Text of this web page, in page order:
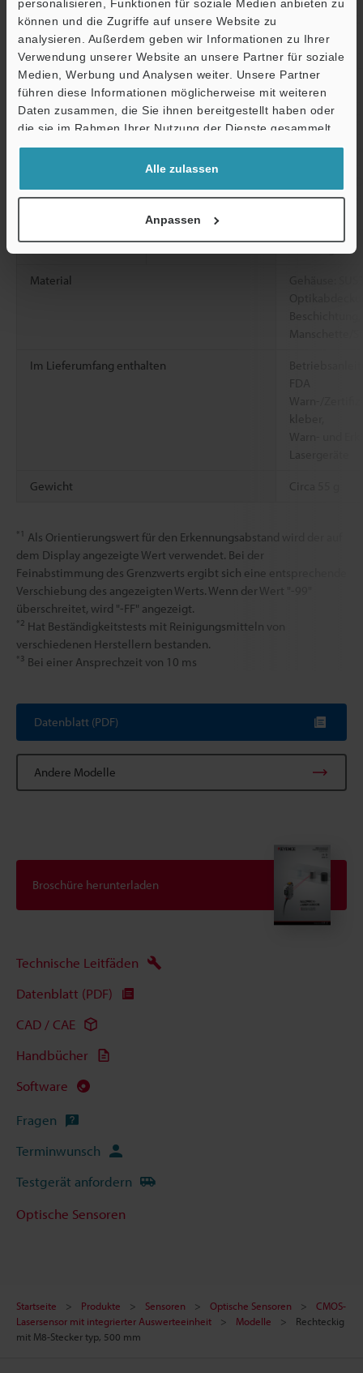
personalisieren, Funktionen für soziale Medien anbieten zu
können und die Zugriffe auf unsere Website zu
analysieren. Außerdem geben wir Informationen zu Ihrer
Verwendung unserer Website an unsere Partner für soziale
Medien, Werbung und Analysen weiter. Unsere Partner
führen diese Informationen möglicherweise mit weiteren
Daten zusammen, die Sie ihnen bereitgestellt haben oder
die sie im Rahmen Ihrer Nutzung der Dienste gesammelt
haben.
Alle zulassen
Anpassen
Umgebungstemper
atur
Relative
Luftfeuchtigkeit
35 bis 85 %
Lagertemperatur -25 bis +75
Stehspannung 1,000 VAC,
Stunden
Stoßfestigkeit
Material
Beschichtung,
Manschette/
Im Lieferumfang enthalten
FDA
Warn-/
kleber,
Warn- und
Gewicht Circa 55 g
*1 Als Orientierungswert für den Erkennungsabstand wird der auf
dem Display angezeigte Wert verwendet. Bei der
Feinabstimmung des Grenzwerts ergibt sich eine entsprechende
Verschiebung des angezeigten Werts. Wenn der Wert "-99"
überschreitet, wird "-FF" angezeigt.
*2 Hat Beständigkeitstests mit Reinigungsmitteln von
verschiedenen Herstellern bestanden.
*3 Bei einer Ansprechzeit von 10 ms
Datenblatt (PDF)
Andere Modelle
Broschüre herunterladen
Technische Leitfäden
Datenblatt (PDF)
CAD / CAE
Handbücher
Software
Fragen
Terminwunsch
Testgerät anfordern
Optische Sensoren
Startseite Produkte Sensoren Optische Sensoren
CMOS-
Lasersensor mit integrierter Auswerteeinheit
Modelle
Rechteckig
mit M8-Stecker typ, 500 mm
Support